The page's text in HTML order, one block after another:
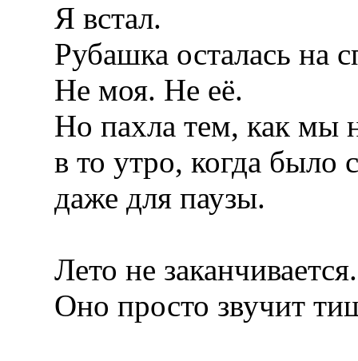
Я встал.
Рубашка осталась на
Не моя. Не её.
Но пахла тем, как мы
в то утро, когда было
даже для паузы.
Лето не заканчивается.
Оно просто звучит